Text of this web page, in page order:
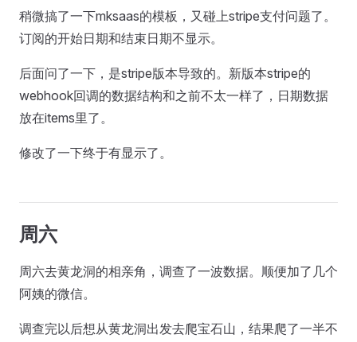
稍微搞了一下mksaas的模板，又碰上stripe支付问题了。
订阅的开始日期和结束日期不显示。
后面问了一下，是stripe版本导致的。新版本stripe的
webhook回调的数据结构和之前不太一样了，日期数据
放在items里了。
修改了一下终于有显示了。
周六
周六去黄龙洞的相亲角，调查了一波数据。顺便加了几个
阿姨的微信。
调查完以后想从黄龙洞出发去爬宝石山，结果爬了一半不